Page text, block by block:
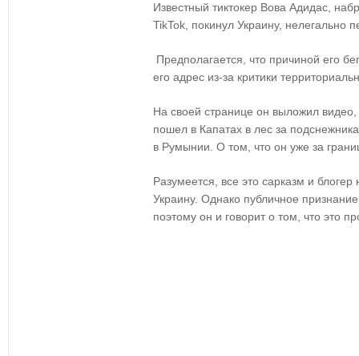
Известный тиктокер Вова Адидас,
TikTok, покинул Украину, нелегально
Предполагается, что причиной его
его адрес из-за критики
На своей странице он выложил
пошел в Капатах в лес за
в Румынии. О том, что он уже за
Разумеется, все это сарказм и
Украину. Однако публичное
поэтому он и говорит о том, что это